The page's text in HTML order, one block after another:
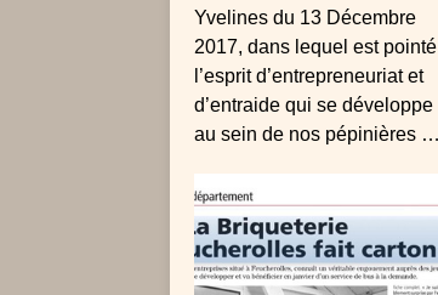
Yvelines du 13 Décembre
2017, dans lequel est pointé
l’esprit d’entrepreneuriat et
d’entraide qui se développe
au sein de nos pépinières à